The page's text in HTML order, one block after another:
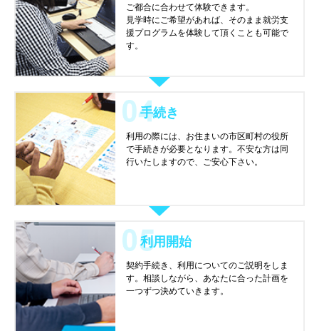
ご都合に合わせて体験できます。
見学時にご希望があれば、そのまま就労支
援プログラムを体験して頂くことも可能で
す。
手続き
利用の際には、お住まいの市区町村の役所
で手続きが必要となります。不安な方は同
行いたしますので、ご安心下さい。
利用開始
契約手続き、利用についてのご説明をしま
す。相談しながら、あなたに合った計画を
一つずつ決めていきます。